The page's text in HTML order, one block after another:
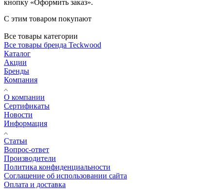
кнопку «Оформить заказ».
С этим товаром покупают
Все товары категории
Все товары бренда Teckwood
Каталог
Акции
Бренды
Компания
О компании
Сертификаты
Новости
Информация
Статьи
Вопрос-ответ
Производители
Политика конфиденциальности
Соглашение об использовании сайта
Оплата и доставка